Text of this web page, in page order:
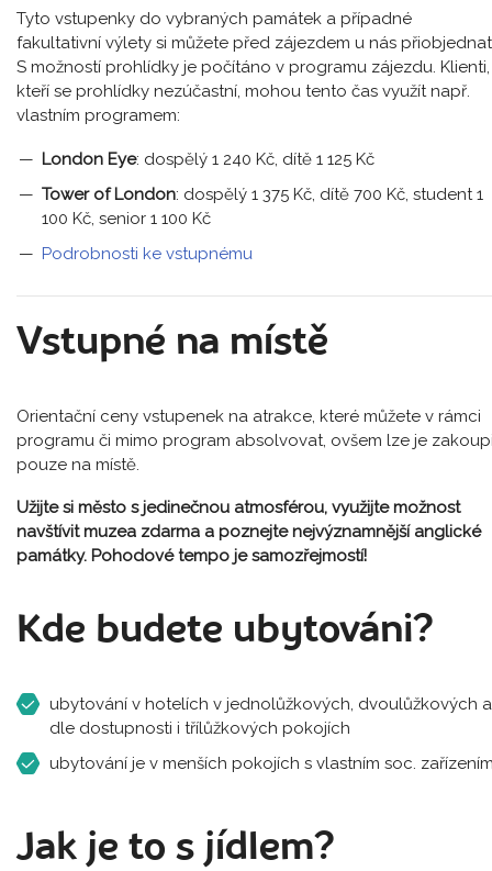
Tyto vstupenky do vybraných památek a případné
fakultativní výlety si můžete před zájezdem u nás
S možností prohlídky je počítáno v programu zájezdu. Klienti,
kteří se prohlídky nezúčastní, mohou tento čas využít např.
vlastním programem:
London Eye: dospělý 1 240 Kč, dítě 1 125 Kč
Tower of London: dospělý 1 375 Kč, dítě 700 Kč, student 1
100 Kč, senior 1 100 Kč
Podrobnosti ke vstupnému
Vstupné na místě
Orientační ceny vstupenek na atrakce, které můžete v rámci
programu či mimo program absolvovat, ovšem lze je
pouze na místě.
Užijte si město s jedinečnou atmosférou, využijte možnost
navštívit muzea zdarma a poznejte nejvýznamnější anglické
památky. Pohodové tempo je samozřejmostí!
Kde budete ubytováni?
ubytování v hotelích v jednolůžkových, dvoulůžkových a
dle dostupnosti i třílůžkových pokojích
ubytování je v menších pokojích s vlastním soc.
Jak je to s jídlem?